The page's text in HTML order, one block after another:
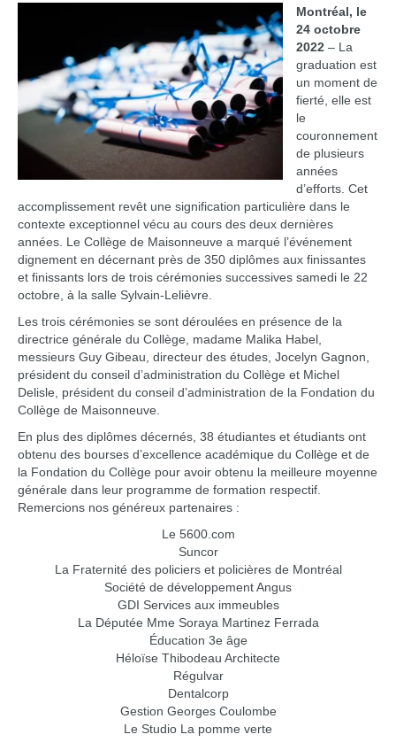
Montréal, le
24 octobre
2022 – La
graduation est
un moment de
fierté, elle est
le
couronnement
de plusieurs
années
d’efforts. Cet
accomplissement revêt une signification particulière dans le
contexte exceptionnel vécu au cours des deux dernières
années. Le Collège de Maisonneuve a marqué l’événement
dignement en décernant près de 350 diplômes aux finissantes
et finissants lors de trois cérémonies successives samedi le 22
octobre, à la salle Sylvain-Lelièvre.
Les trois cérémonies se sont déroulées en présence de la
directrice générale du Collège, madame Malika Habel,
messieurs Guy Gibeau, directeur des études, Jocelyn Gagnon,
président du conseil d’administration du Collège et Michel
Delisle, président du conseil d’administration de la Fondation du
Collège de Maisonneuve.
En plus des diplômes décernés, 38 étudiantes et étudiants ont
obtenu des bourses d’excellence académique du Collège et de
la Fondation du Collège pour avoir obtenu la meilleure moyenne
générale dans leur programme de formation respectif.
Remercions nos généreux partenaires :
Le 5600.com
Suncor
La Fraternité des policiers et policières de Montréal
Société de développement Angus
GDI Services aux immeubles
La Députée Mme Soraya Martinez Ferrada
Éducation 3e âge
Héloïse Thibodeau Architecte
Régulvar
Dentalcorp
Gestion Georges Coulombe
Le Studio La pomme verte